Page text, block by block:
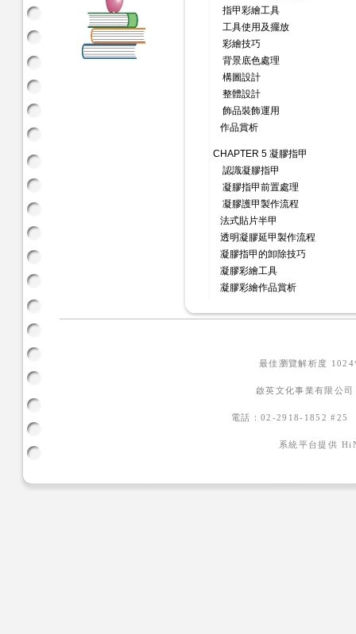
指甲彩繪工具
工具使用及擺放
彩繪技巧
背景底色處理
構圖設計
整體設計
飾品裝飾運用
作品賞析
CHAPTER 5 凝膠指甲
認識凝膠指甲
凝膠指甲前置處理
凝膠護甲製作流程
法式貼片半甲
透明凝膠延甲製作流程
凝膠指甲的卸除技巧
凝膠彩繪工具
凝膠彩繪作品賞析
最佳瀏覽解析度
啟英文化事業有限公
電話：02-2918-1852
系統平台提供